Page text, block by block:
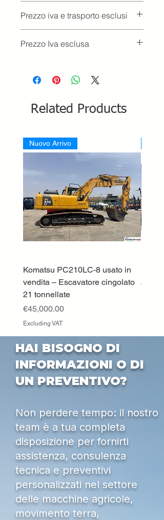
Prezzo iva e trasporto esclusi
Prezzo Iva esclusa
Related Products
Nuovo Arrivo
Komatsu PC210LC-8 usato in
vendita – Escavatore cingolato
21 tonnellate
Price
€45,000.00
Excluding VAT
Price
HAI BISOGNO DI
INFORMAZIONI O DI
UN PREVENTIVO?
Non perdere tempo: il nostro
team è a tua completa
disposizione per fornirti
assistenza, consulenza
tecnica e preventivi
personalizzati nel settore
delle macchine agricole,
movimento terra,